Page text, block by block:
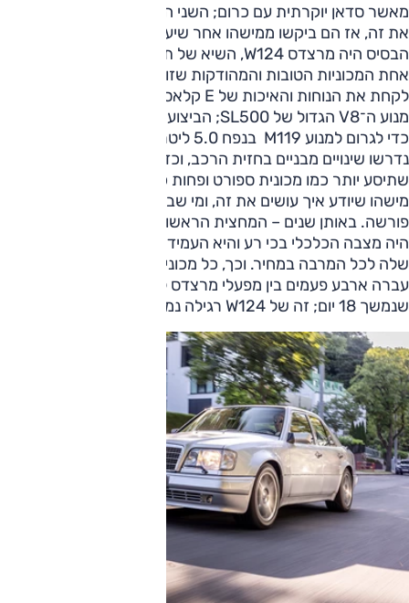
מאשר סדאן יוקרתית עם כרום; השני היה שהם לא יודעים לבנות
את זה, אז הם ביקשו ממישהו אחר שיעשה זה שכזה בשבילם.
הבסיס היה מרצדס W124, השיא של תקופת השיא של מרצדס,
אחת המכוניות הטובות והמהודקות שזו בנתה. הרעיון פשוט:
לקחת את הנוחות והאיכות של E קלאס דאז ולדחוף לתוכה את
מנוע ה־V8 הגדול של SL500; הביצוע מסובך בהרבה.
כדי לגרום למנוע M119 בנפח 5.0 ליטרים להיכנס לתא המנוע
נדרשו שינויים מבניים בחזית הרכב, וכדי לכייל את המכונית כדי
שתיסע יותר כמו מכונית ספורט ופחות כמו מכונית סלון, היה צריך
מישהו שיודע איך עושים את זה, ומי שביצעה את העבודה הייתה
פורשה. באותן שנים – המחצית הראשונה של שנות התשעים –
היה מצבה הכלכלי בכי רע והיא העמידה את שירותי ההנדסה
עברה ארבע פעמים בין מפעלי מרצדס לפורשה, בתהליך ייצור
שנמשך 18 יום; זה של W124 רגילה נמשך 3 ימים.